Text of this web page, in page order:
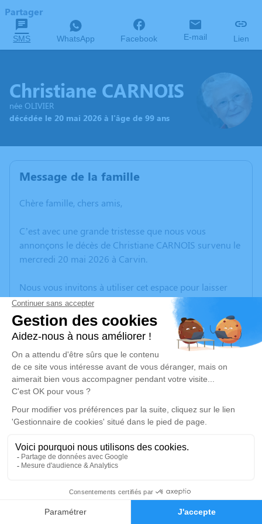
Faire-part Hommages
Partager
SMS WhatsApp Facebook E-mail Lien
Christiane CARNOIS
née OLIVIER
décédée le 20 mai 2026 à l'âge de 99 ans
Message de la famille
Chère famille, chers amis,
C’est avec une grande tristesse que nous vous
annonçons le décès de Christiane CARNOIS survenu le
mercredi 20 mai 2026 à Carvin.
Nous vous invitons à utiliser cet espace pour laisser
vos condoléances, partager des photos souvenirs, une
anecdote ou exprimer vos pensées à travers des
poèmes ou des textes. Cet endroit est un lieu
d'expression dédié à honorer la mémoire de Christiane
CARNOIS.
Un service de plantation d’arbre hommage est
disponible ici.
Je rends hommage
Cérémonie religieuse
Église Saint Christophe de Phalempin
59133 Phalempin